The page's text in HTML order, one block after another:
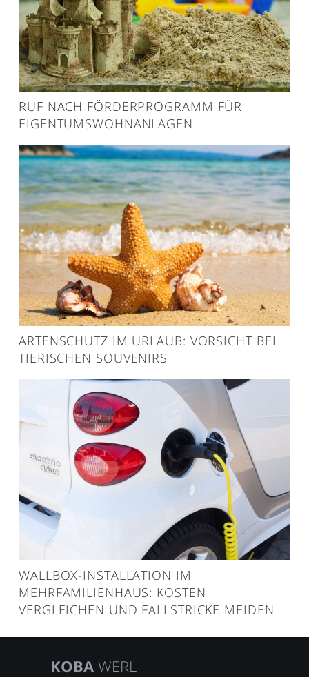
RUF NACH FÖRDERPROGRAMM FÜR
EIGENTUMSWOHNANLAGEN
ARTENSCHUTZ IM URLAUB: VORSICHT BEI
TIERISCHEN SOUVENIRS
WALLBOX-INSTALLATION IM
MEHRFAMILIENHAUS: KOSTEN
VERGLEICHEN UND FALLSTRICKE MEIDEN
KOBA WERL